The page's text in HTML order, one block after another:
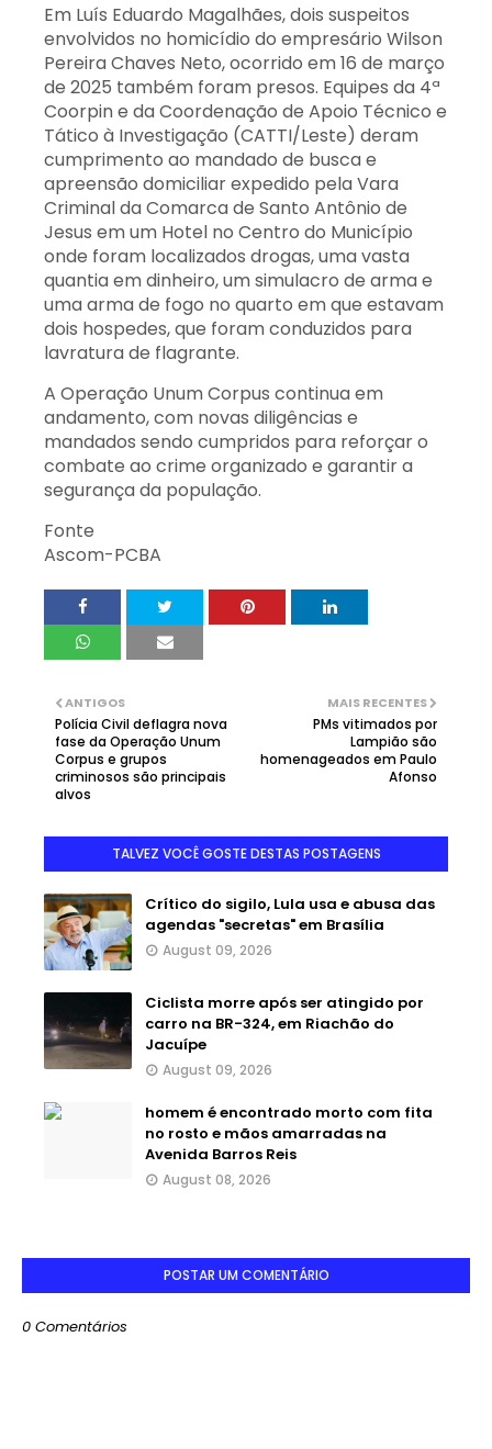
Em Luís Eduardo Magalhães, dois suspeitos
envolvidos no homicídio do empresário Wilson
Pereira Chaves Neto, ocorrido em 16 de março
de 2025 também foram presos. Equipes da 4ª
Coorpin e da Coordenação de Apoio Técnico e
Tático à Investigação (CATTI/Leste) deram
cumprimento ao mandado de busca e
apreensão domiciliar expedido pela Vara
Criminal da Comarca de Santo Antônio de
Jesus em um Hotel no Centro do Município
onde foram localizados drogas, uma vasta
quantia em dinheiro, um simulacro de arma e
uma arma de fogo no quarto em que estavam
dois hospedes, que foram conduzidos para
lavratura de flagrante.
A Operação Unum Corpus continua em
andamento, com novas diligências e
mandados sendo cumpridos para reforçar o
combate ao crime organizado e garantir a
segurança da população.
Fonte
Ascom-PCBA
MAIS RECENTES
PMs vitimados por
Lampião são
homenageados em Paulo
Afonso
ANTIGOS
Polícia Civil deflagra nova
fase da Operação Unum
Corpus e grupos
criminosos são principais
alvos
TALVEZ VOCÊ GOSTE DESTAS POSTAGENS
Crítico do sigilo, Lula usa e abusa das
agendas "secretas" em Brasília
August 09, 2026
Ciclista morre após ser atingido por
carro na BR-324, em Riachão do
Jacuípe
August 09, 2026
homem é encontrado morto com fita
no rosto e mãos amarradas na
Avenida Barros Reis
August 08, 2026
POSTAR UM COMENTÁRIO
0 Comentários